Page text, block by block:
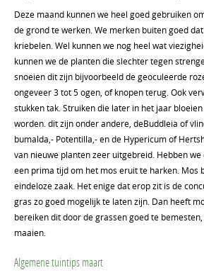
Deze maand kunnen we heel goed gebruiken
de grond te werken. We merken buiten goed
kriebelen. Wel kunnen we nog heel wat
kunnen we de planten die slechter tegen
snoeien dit zijn bijvoorbeeld de geoculeerde
ongeveer 3 tot 5 ogen, of knopen terug. Ook
stukken tak. Struiken die later in het jaar
worden. dit zijn onder andere, deBuddleia of
bumalda,- Potentilla,- en de Hypericum of
van nieuwe planten zeer uitgebreid. Hebben
een prima tijd om het mos eruit te harken. Mos
eindeloze zaak. Het enige dat erop zit is de
gras zo goed mogelijk te laten zijn. Dan heeft
bereiken dit door de grassen goed te
maaien.
Algemene tuintips maart